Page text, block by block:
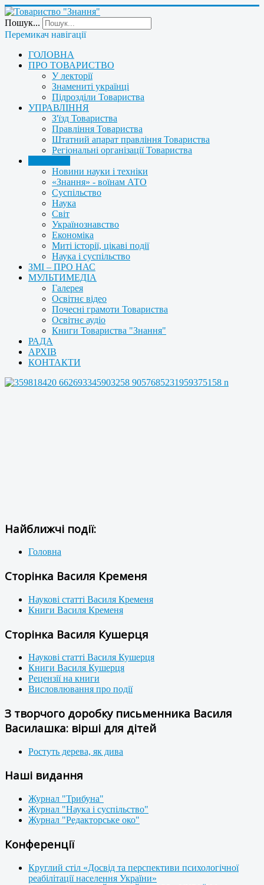
Пошук...
Перемикач навігації
ГОЛОВНА
ПРО ТОВАРИСТВО
У лекторії
Знамениті українці
Підрозділи Товариства
УПРАВЛІННЯ
З'їзд Товариства
Правління Товариства
Штатний апарат правління Товариства
Регіональні організації Товариства
Новини науки і техніки
«Знання» - воїнам АТО
Суспільство
Наука
Світ
Українознавство
Економіка
Миті історії, цікаві події
Наука і суспільство
ЗМІ – ПРО НАС
МУЛЬТИМЕДІА
Галерея
Освітнє відео
Почесні грамоти Товариства
Освітнє аудіо
Книги Товариства "Знання"
РАДА
АРХІВ
КОНТАКТИ
Найближчі події:
Головна
Сторінка Василя Кременя
Наукові статті Василя Кременя
Книги Василя Кременя
Сторінка Василя Кушерця
Наукові статті Василя Кушерця
Книги Василя Кушерця
Рецензії на книги
Висловлювання про події
З творчого доробку письменника Василя
Василашка: вірші для дітей
Ростуть дерева, як дива
Наші видання
Журнал "Трибуна"
Журнал "Наука і суспільство"
Журнал "Редакторське око"
Конференції
Круглий стіл «Досвід та перспективи психологічної
реабілітації населення України»